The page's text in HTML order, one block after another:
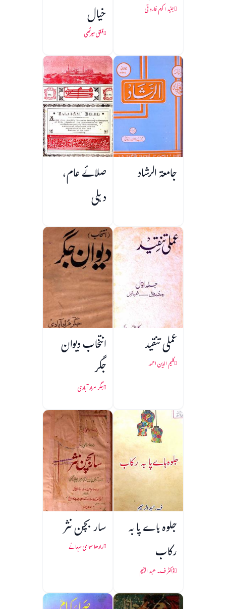
جنید اکرم فاروقی خیال
قلق میرٹھی
جامعۃ الرشاد صلائے عام،
دہلی
عملی تنقید
کلیم الدین احمد
انتخاب دیوان
جگر
جگر مراد آبادی
جلوہ ہاے پا به
رکاب
ڈاکٹر ف۔ عبد الرحیم
سار بچن نثر
رادھا سوامی سہائے